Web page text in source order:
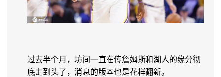
过去半个月，坊间一直在传詹姆斯和湖人的缘分彻
底走到头了，消息的版本也是花样翻新。